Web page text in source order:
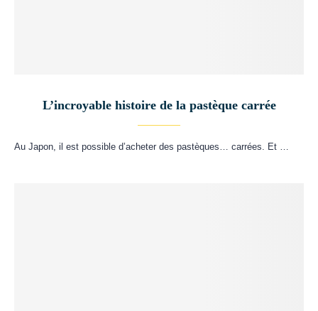
L’incroyable histoire de la pastèque carrée
Au Japon, il est possible d’acheter des pastèques… carrées. Et …